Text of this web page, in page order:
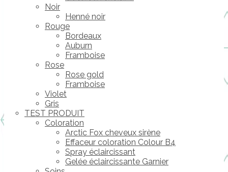
Noir
Henné noir
Rouge
Bordeaux
Auburn
Framboise
Rose
Rose gold
Framboise
Violet
Gris
TEST PRODUIT
Coloration
Arctic Fox cheveux sirène
Effaceur coloration Colour B4
Spray éclaircissant
Gelée éclaircissante Garnier